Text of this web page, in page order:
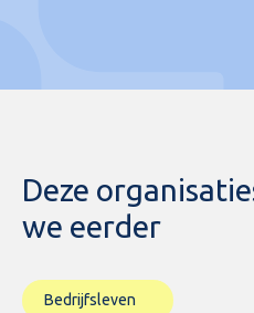
Deze
we eerder
Bedrijfsleven